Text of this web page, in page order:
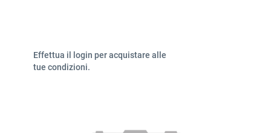
Effettua il login per acquistare alle
tue condizioni.